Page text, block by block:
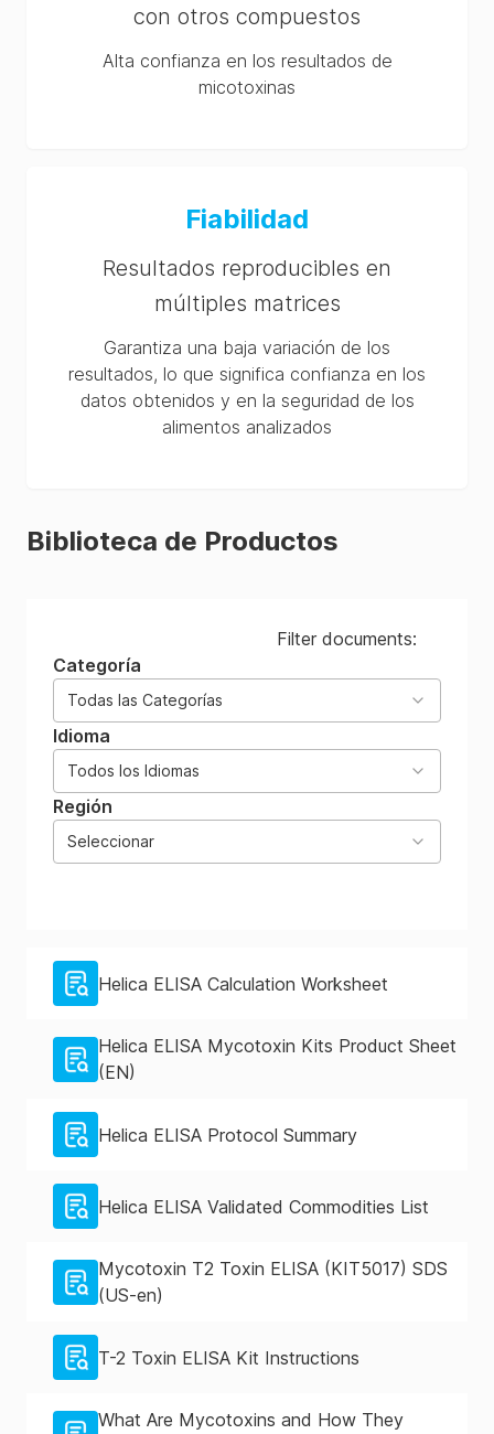
con otros compuestos
Alta confianza en los resultados de
micotoxinas
Fiabilidad
Resultados reproducibles en
múltiples matrices
Garantiza una baja variación de los
resultados, lo que significa confianza en los
datos obtenidos y en la seguridad de los
alimentos analizados
Biblioteca de Productos
Filter documents:
Categoría
Todas las Categorías
Idioma
Todos los Idiomas
Región
Seleccionar
Helica ELISA Calculation Worksheet
Helica ELISA Mycotoxin Kits Product Sheet
(EN)
Helica ELISA Protocol Summary
Helica ELISA Validated Commodities List
Mycotoxin T2 Toxin ELISA (KIT5017) SDS
(US-en)
T-2 Toxin ELISA Kit Instructions
What Are Mycotoxins and How They